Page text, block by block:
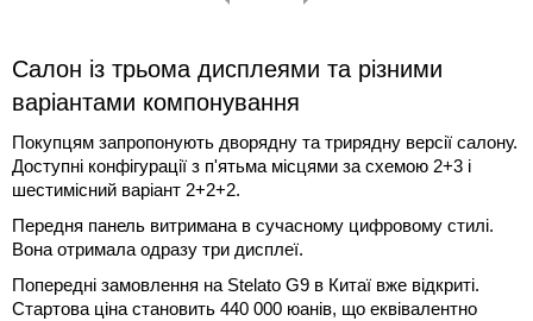
Салон із трьома дисплеями та різними
варіантами компонування
Покупцям запропонують дворядну та трирядну версії салону.
Доступні конфігурації з п'ятьма місцями за схемою 2+3 і
шестимісний варіант 2+2+2.
Передня панель витримана в сучасному цифровому стилі.
Вона отримала одразу три дисплеї.
Попередні замовлення на Stelato G9 в Китаї вже відкриті.
Стартова ціна становить 440 000 юанів, що еквівалентно